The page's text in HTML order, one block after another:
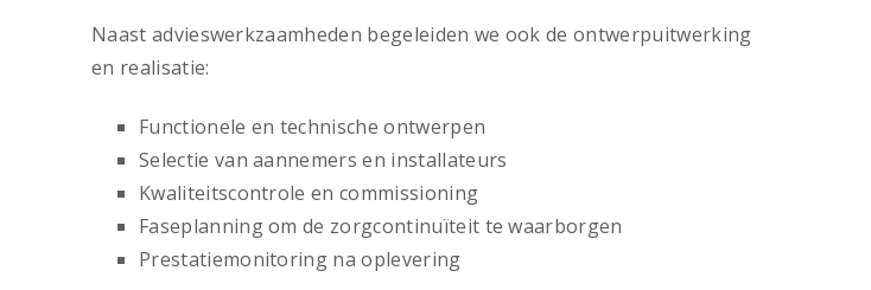
Naast advieswerkzaamheden begeleiden we ook de ontwerpuitwerking
en realisatie:
Functionele en technische ontwerpen
Selectie van aannemers en installateurs
Kwaliteitscontrole en commissioning
Faseplanning om de zorgcontinuïteit te waarborgen
Prestatiemonitoring na oplevering